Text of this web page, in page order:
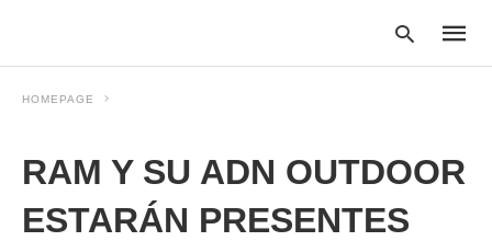
Type
your
HOMEPAGE
RAM Y SU ADN OUTDOOR
ESTARÁN PRESENTES